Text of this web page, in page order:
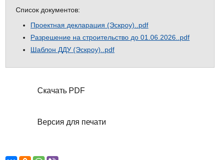
Список документов:
Проектная декларация (Эскроу)..pdf
Разрешение на строительство до 01.06.2026..pdf
Шаблон ДДУ (Эскроу)..pdf
Скачать PDF
Версия для печати